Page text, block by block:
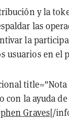
y la
las
la
usuarios en el
title="Nota
con la ayuda
Graves[/